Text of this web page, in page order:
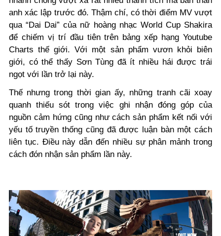
anh xác lập trước đó. Thậm chí, có thời điểm MV vượt
qua “Dai Dai” của nữ hoàng nhạc World Cup Shakira
để chiếm vị trí đầu tiên trên bảng xếp hạng Youtube
Charts thế giới. Với một sản phẩm vươn khỏi biên
giới, có thể thấy Sơn Tùng đã ít nhiều hái được trái
ngọt với lần trở lại này.
Thế nhưng trong thời gian ấy, những tranh cãi xoay
quanh thiếu sót trong việc ghi nhận đóng góp của
nguồn cảm hứng cũng như cách sản phẩm kết nối với
yếu tố truyền thống cũng đã được luận bàn một cách
liên tục. Điều này dẫn đến nhiều sự phân mảnh trong
cách đón nhận sản phẩm lần này.